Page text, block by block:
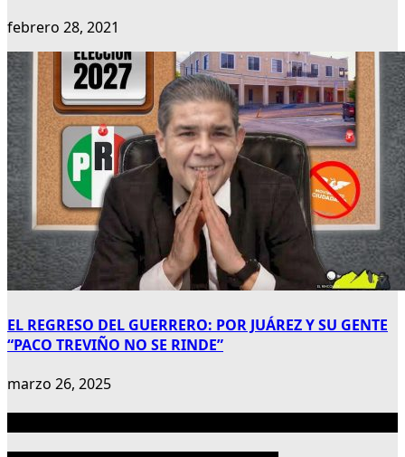
febrero 28, 2021
EL REGRESO DEL GUERRERO: POR JUÁREZ Y SU GENTE
“PACO TREVIÑO NO SE RINDE”
marzo 26, 2025